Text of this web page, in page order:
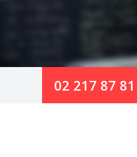
02 217 87 81